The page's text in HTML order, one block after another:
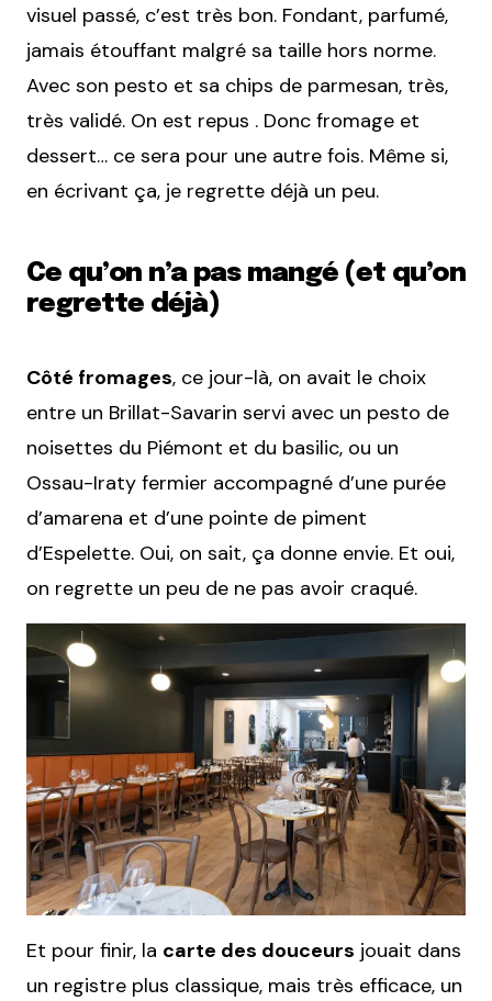
visuel passé, c’est très bon. Fondant, parfumé,
jamais étouffant malgré sa taille hors norme.
Avec son pesto et sa chips de parmesan, très,
très validé. On est repus . Donc fromage et
dessert… ce sera pour une autre fois. Même si,
en écrivant ça, je regrette déjà un peu.
Ce qu’on n’a pas mangé (et qu’on
regrette déjà)
Côté fromages, ce jour-là, on avait le choix
entre un Brillat-Savarin servi avec un pesto de
noisettes du Piémont et du basilic, ou un
Ossau-Iraty fermier accompagné d’une purée
d’amarena et d’une pointe de piment
d’Espelette. Oui, on sait, ça donne envie. Et oui,
on regrette un peu de ne pas avoir craqué.
Et pour finir, la carte des douceurs jouait dans
un registre plus classique, mais très efficace, un